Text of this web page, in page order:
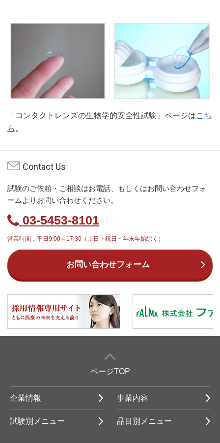
「コンタクトレンズの生物学的安全性試験」ページはこち
ら 。
Contact Us
試験のご依頼・ご相談はお電話、もしくはお問い合わせフォ
ームよりお問い合わせください。
03-5453-8101
営業時間：平日9:00～17:30（土日・祝日・年末年始除く）
お問い合わせフォーム
ページTOP
企業情報 事業内容
試験別メニュー 品目別メニュー